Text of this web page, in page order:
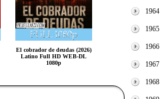
El cobrador de deudas (2026)
Latino Full HD WEB-DL
1080p
1964
1965
1966
1967
1968